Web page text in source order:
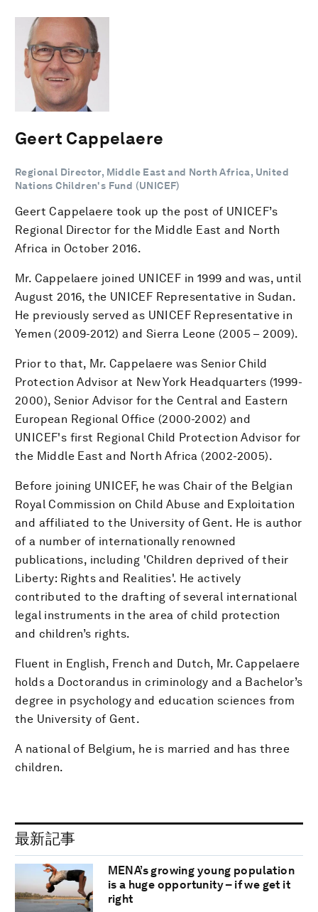
Geert Cappelaere
Regional Director, Middle East and North Africa, United
Nations Children's Fund (UNICEF)
Geert Cappelaere took up the post of UNICEF’s
Regional Director for the Middle East and North
Africa in October 2016.
Mr. Cappelaere joined UNICEF in 1999 and was, until
August 2016, the UNICEF Representative in Sudan.
He previously served as UNICEF Representative in
Yemen (2009-2012) and Sierra Leone (2005 – 2009).
Prior to that, Mr. Cappelaere was Senior Child
Protection Advisor at New York Headquarters (1999-
2000), Senior Advisor for the Central and Eastern
European Regional Office (2000-2002) and
UNICEF's first Regional Child Protection Advisor for
the Middle East and North Africa (2002-2005).
Before joining UNICEF, he was Chair of the Belgian
Royal Commission on Child Abuse and Exploitation
and affiliated to the University of Gent. He is author
of a number of internationally renowned
publications, including 'Children deprived of their
Liberty: Rights and Realities'. He actively
contributed to the drafting of several international
legal instruments in the area of child protection
and children’s rights.
Fluent in English, French and Dutch, Mr. Cappelaere
holds a Doctorandus in criminology and a Bachelor’s
degree in psychology and education sciences from
the University of Gent.
A national of Belgium, he is married and has three
children.
最新記事
MENA’s growing young population
is a huge opportunity – if we get it
right